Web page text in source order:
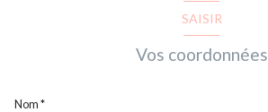
SAISIR
Vos coordonnées
Nom *